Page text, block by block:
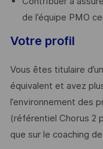
de l’équipe PMO
Votre profil
Vous êtes titulaire
équivalent et avez
l’environnement des
(référentiel Chorus 2
que sur le coaching